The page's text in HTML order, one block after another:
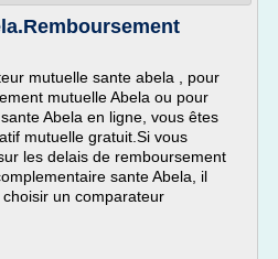
mutuelle sante abela , pour
mutuelle Abela ou pour
Abela en ligne, vous êtes
mutuelle gratuit.Si vous
les delais de remboursement
sante Abela, il
un comparateur